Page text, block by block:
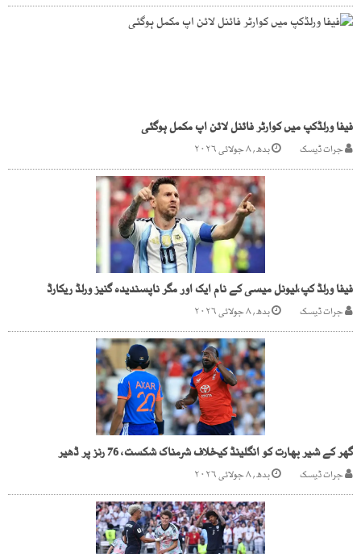
فیفا ورلڈکپ میں کوارٹر فائنل لائن اپ مکمل ہوگئی
جرات ڈیسک بدھ, ۸ جولائی ۲۰۲۶
فیفا ورلڈ کپ،لیونل میسی کے نام ایک اور مگر ناپسندیدہ گنیز ورلڈ ریکارڈ
جرات ڈیسک بدھ, ۸ جولائی ۲۰۲۶
گھر کے شیر بھارت کو انگلینڈ کیخلاف شرمناک شکست، 76 رنز پر ڈھیر
جرات ڈیسک بدھ, ۸ جولائی ۲۰۲۶